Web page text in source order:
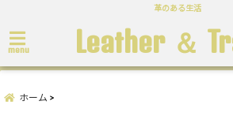
革のある生活
menu Leather ＆
ホーム